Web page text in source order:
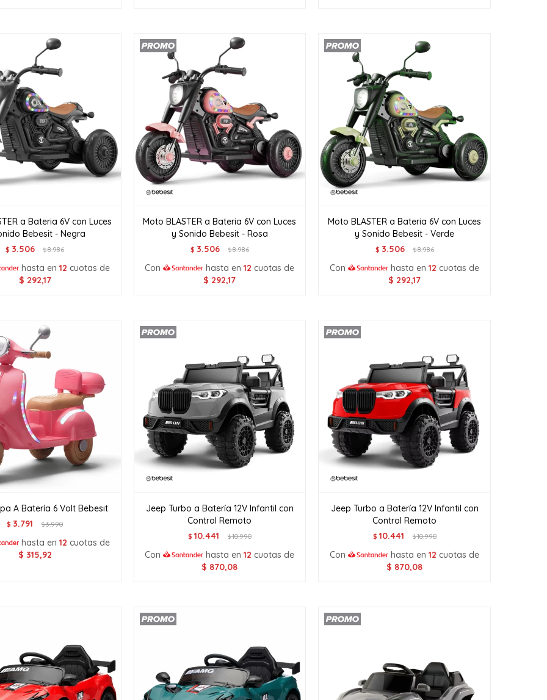
a Bateria 6V con Luces
Bebesit - Negra
$ 3.506 $8.986
hasta en 12 cuotas de
$ 292,17
Moto BLASTER a Bateria 6V con Luces
y Sonido Bebesit - Rosa
$ 3.506 $8.986
Con hasta en12 cuotas de
$ 292,17
Moto BLASTER a Bateria 6V con Luces
y Sonido Bebesit - Verde
$ 3.506 $8.986
Con hasta en12 cuotas de
$ 292,17
A Batería 6 Volt Bebesit
$ 3.791 $3.990
hasta en 12 cuotas de
$ 315,92
Jeep Turbo a Batería 12V Infantil con
Control Remoto
$ 10.441 $10.990
Con hasta en12 cuotas de
$ 870,08
Jeep Turbo a Batería 12V Infantil con
Control Remoto
$ 10.441 $10.990
Con hasta en12 cuotas de
$ 870,08